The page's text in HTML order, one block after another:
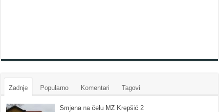
Zadnje Popularno Komentari Tagovi
Smjena na čelu MZ Krepšić 2